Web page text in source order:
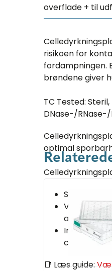
overflade + til
risikoen for
fordampningen.
brøndene giver
TC Tested:
DNase-/
optimal
Standard
at hæfte.
Ingen
cellerne
📑 Læs guide: